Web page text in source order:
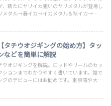
、新たにヤリイカ狙いのヤリメタルが登場し
メタル→春イカ→イカメタル＆秋イカ→ヤリ
タチウオジギングの始め方】タッ
などを簡単に解説
オジギングを解説。ロッドやリールのセッ
ションまでわかりやすく書いています。誰で
グのデビューにはお勧めです。東京湾や大阪